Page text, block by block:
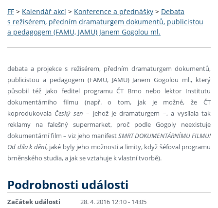
FF > Kalendář akcí > Konference a přednášky > Debata
s režisérem, předním dramaturgem dokumentů, publicistou
a pedagogem (FAMU, JAMU) Janem Gogolou ml.
debata a projekce s režisérem, předním dramaturgem dokumentů,
publicistou a pedagogem (FAMU, JAMU) Janem Gogolou ml., který
působil též jako ředitel programu ČT Brno nebo lektor Institutu
dokumentárního filmu (např. o tom, jak je možné, že ČT
koprodukovala Český sen – jehož je dramaturgem –, a vysílala tak
reklamy na falešný supermarket, proč podle Gogoly neexistuje
dokumentární film – viz jeho manifestSMRT DOKUMENTÁRNÍMU FILMU!
Od díla k dění, jaké byly jeho možnosti a limity, když šéfoval programu
brněnského studia, a jak se vztahuje k vlastní tvorbě).
Podrobnosti události
Začátek události 28. 4. 2016 12:10 - 14:05